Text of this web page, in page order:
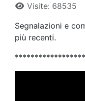
Visite: 68535
Segnalazioni e
più recenti.